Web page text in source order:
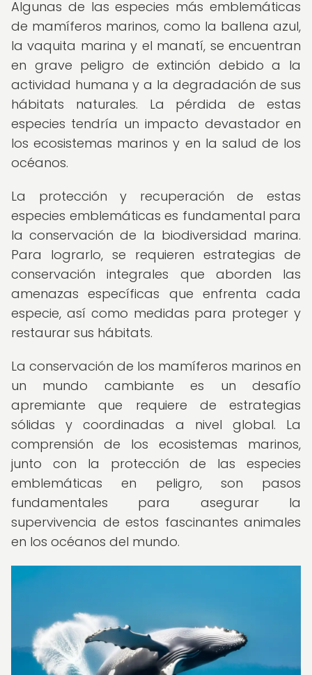
Algunas de las especies más emblemáticas
de mamíferos marinos, como la ballena azul,
la vaquita marina y el manatí, se encuentran
en grave peligro de extinción debido a la
actividad humana y a la degradación de sus
hábitats naturales. La pérdida de estas
especies tendría un impacto devastador en
los ecosistemas marinos y en la salud de los
océanos.
La protección y recuperación de estas
especies emblemáticas es fundamental para
la conservación de la biodiversidad marina.
Para lograrlo, se requieren estrategias de
conservación integrales que aborden las
amenazas específicas que enfrenta cada
especie, así como medidas para proteger y
restaurar sus hábitats.
La conservación de los mamíferos marinos en
un mundo cambiante es un desafío
apremiante que requiere de estrategias
sólidas y coordinadas a nivel global. La
comprensión de los ecosistemas marinos,
junto con la protección de las especies
emblemáticas en peligro, son pasos
fundamentales para asegurar la
supervivencia de estos fascinantes animales
en los océanos del mundo.